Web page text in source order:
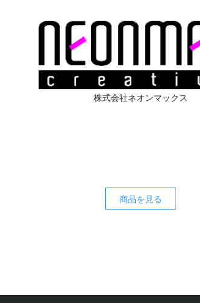
株式会社ネオンマックス
商品を見る